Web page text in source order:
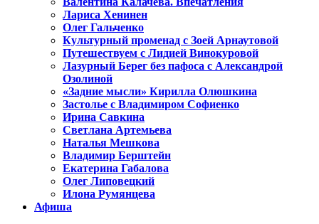
Лариса Хенинен
Олег Гальченко
Культурный променад с Зоей Арнаутовой
Путешествуем с Лидией Винокуровой
Лазурный Берег без пафоса с Александрой
Озолиной
«Задние мысли» Кирилла Олюшкина
Застолье с Владимиром Софиенко
Ирина Савкина
Светлана Артемьева
Наталья Мешкова
Владимир Берштейн
Екатерина Габалова
Олег Липовецкий
Илона Румянцева
Афиша